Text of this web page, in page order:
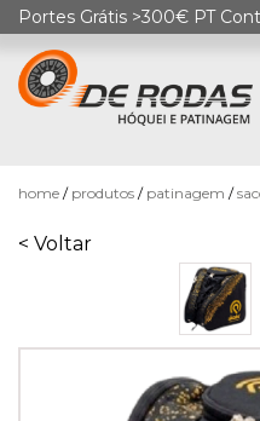
Portes Grátis >300€ PT
home produtos patinagem
< Voltar